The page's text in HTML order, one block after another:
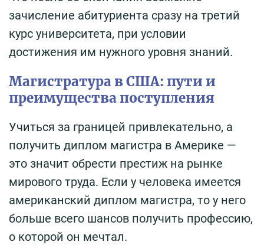
зачисление абитуриента сразу на третий
курс университета, при условии
достижения им нужного уровня знаний.
Магистратура в США: пути и
преимущества поступления
Учиться за границей привлекательно, а
получить диплом магистра в Америке —
это значит обрести престиж на рынке
мирового труда. Если у человека имеется
американский диплом магистра, то у него
больше всего шансов получить профессию,
о которой он мечтал.